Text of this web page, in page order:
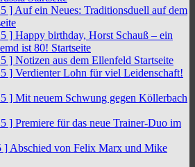
] Auf ein Neues: Traditionsduell auf dem
] Happy birthday, Horst Schauß – ein
ist 80! Startseite
] Notizen aus dem Ellenfeld Startseite
] Verdienter Lohn für viel Leidenschaft!
] Mit neuem Schwung gegen Köllerbach
] Premiere für das neue Trainer-Duo im
] Abschied von Felix Marx und Mike